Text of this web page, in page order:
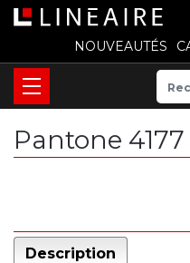
NOUVEAUTÉS
Pantone 4177
Description